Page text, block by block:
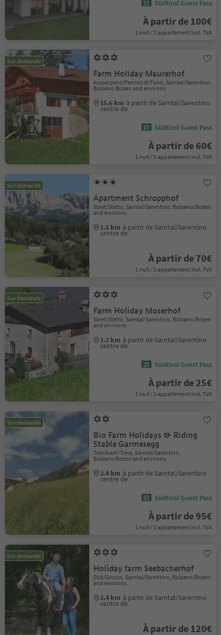
Südtirol Guest Pass
À partir de 100€
1 nuit / 1 appartement incl. TVA
Sur demande
Farm Holiday Maurerhof
Ausserpens/Pennes di Fuori, Sarntal/Sarentino,
Bolzano/Bozen and environs
15.6 km à partir de Sarntal/Sarentino
centre de
Südtirol Guest Pass
À partir de 60€
1 nuit / 1 appartement incl. TVA
Sur demande
Apartment Schropphof
Steet/Stetto, Sarntal/Sarentino, Bolzano/Bozen
and environs
1.5 km à partir de Sarntal/Sarentino
centre de
À partir de 70€
1 nuit / 1 appartement incl. TVA
Sur demande
Farm Holiday Moserhof
Steet/Stetto, Sarntal/Sarentino, Bolzano/Bozen
and environs
1.2 km à partir de Sarntal/Sarentino
centre de
Südtirol Guest Pass
À partir de 25€
1 nuit / 1 appartement incl. TVA
Sur demande
Bio Farm Holidays & Riding
Stable Garmesegg
Trienbach/Trina, Sarntal/Sarentino,
Bolzano/Bozen and environs
3.4 km à partir de Sarntal/Sarentino
centre de
Südtirol Guest Pass
À partir de 95€
1 nuit / 1 appartement incl. TVA
Sur demande
Holiday farm Seebacherhof
Dick/Grosso, Sarntal/Sarentino, Bolzano/Bozen
and environs
2.4 km à partir de Sarntal/Sarentino
centre de
À partir de 120€